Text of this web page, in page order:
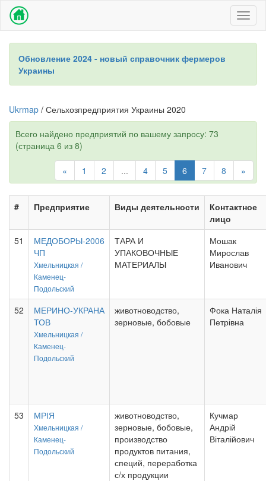
Обновление 2024 - новый справочник фермеров
Украины
Ukrmap / Сельхозпредприятия Украины 2020
Всего найдено предприятий по вашему запросу: 73
(страница 6 из 8)
« 1 2 ... 4 5 6 7 8 »
# Предприятие Виды деятельности
Контактное
лицо
51
МЕДОБОРЫ-2006
ЧП
Хмельницкая /
Каменец-
Подольский
ТАРА И
УПАКОВОЧНЫЕ
МАТЕРИАЛЫ
Мошак
Мирослав
Иванович
52
МЕРИНО-УКРАНА
ТОВ
Хмельницкая /
Каменец-
Подольский
животноводство,
зерновые, бобовые
Фока Наталія
Петрівна
53 МРІЯ
Хмельницкая /
Каменец-
Подольский
животноводство,
зерновые, бобовые,
производство
продуктов питания,
специй, переработка
с/х продукции
Кучмар
Андрій
Віталійович